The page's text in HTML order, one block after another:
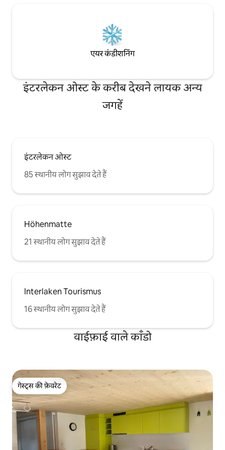
एयर कंडीशनिंग
इंटरलेकन ओस्ट के करीब देखने लायक अन्य
जगहें
इंटरलेकन ओस्ट
85 स्थानीय लोग सुझाव देते हैं
Höhenmatte
21 स्थानीय लोग सुझाव देते हैं
Interlaken Tourismus
16 स्थानीय लोग सुझाव देते हैं
वाईफ़ाई वाले काँडो
गेस्ट्स की फ़ेवरेट
गेस्ट्स की फ़ेवरेट